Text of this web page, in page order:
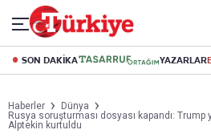
SON DAKİKA YAZARLAR
Haberler
Dünya
Rusya soruşturması dosyası kapandı:
Alptekin kurtuldu